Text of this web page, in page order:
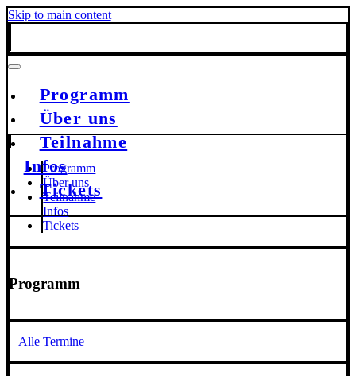
Skip to main content
Programm
Über uns
Teilnahme
Infos
Tickets
Programm
Über uns
Teilnahme
Infos
Tickets
Programm
Alle Termine